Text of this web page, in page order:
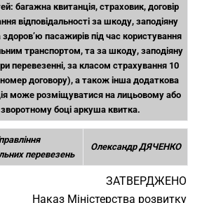
багажна квитанція, страховик, договір
відповідальності за шкоду, заподіяну
пасажирів під час користування
транспортом, та за шкоду, заподіяну
перевезенні, за класом страхування 10
договору), а також інша додаткова
може розміщуватися на лицьовому або
зворотному боці аркуша квитка.
перевезень
Олександр ДЯЧЕНКО
ЗАТВЕРДЖЕНО
Наказ Міністерства розвитку